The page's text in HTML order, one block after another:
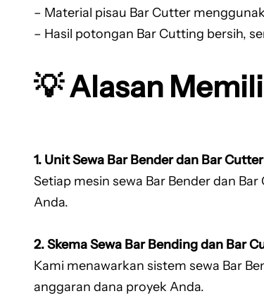
– Material pisau Bar Cutter
– Hasil potongan Bar Cutting bersih,
💡 Alasan
1. Unit Sewa Bar Bender dan Bar
Setiap mesin sewa Bar Bender dan
Anda.
2. Skema Sewa Bar Bending dan Bar
Kami menawarkan sistem sewa Bar
anggaran dana proyek Anda.